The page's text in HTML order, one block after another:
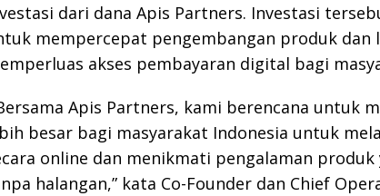
dari dana Apis Partners. Investasi
mempercepat pengembangan produk dan
akses pembayaran digital bagi
Apis Partners, kami berencana untuk
besar bagi masyarakat Indonesia untuk
online dan menikmati pengalaman produk
halangan,” kata Co-Founder dan Chief